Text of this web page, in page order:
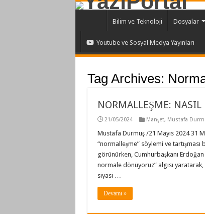
Bilim ve Teknoloji Dosyalar
Youtube ve Sosyal Medya Yayınları
Tag Archives:
NORMALLEŞME:
21/05/2024 Manşet, Mustafa
Mustafa Durmuş /21 Mayıs 2024 31
“normalleşme” söylemi ve
görünürken, Cumhurbaşkanı Erdoğan
normale dönüyoruz” algısı
siyasi …
Devamı »